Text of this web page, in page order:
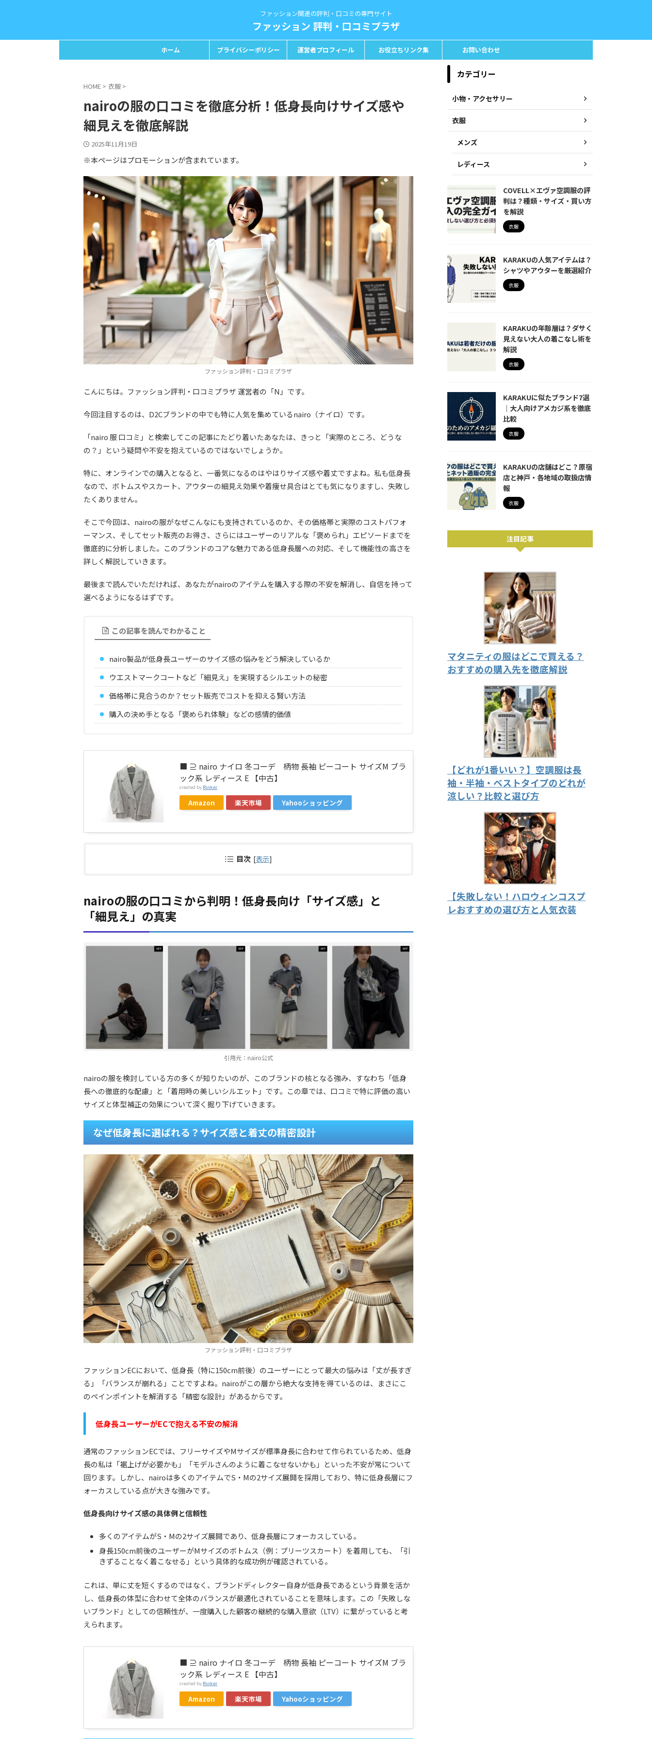
ファッション関連の評判・口コミの専門サイト
ファッション 評判・口コミプラザ
ホーム プライバシーポリシー 運営者プロフィール お役立ちリンク集 お問い合わせ
HOME > 衣服 >
nairoの服の口コミを徹底分析！低身長向けサイズ感や
細見えを徹底解説
2025年11月19日
※本ページはプロモーションが含まれています。
ファッション評判・口コミプラザ
こんにちは。ファッション評判・口コミプラザ 運営者の「N」です。
今回注目するのは、D2Cブランドの中でも特に人気を集めているnairo（ナイロ）です。
「nairo 服 口コミ」と検索してこの記事にたどり着いたあなたは、きっと「実際のところ、どうな
の？」という疑問や不安を抱えているのではないでしょうか。
特に、オンラインでの購入となると、一番気になるのはやはりサイズ感や着丈ですよね。私も低身長
なので、ボトムスやスカート、アウターの細見え効果や着痩せ具合はとても気になりますし、失敗し
たくありません。
そこで今回は、nairoの服がなぜこんなにも支持されているのか、その価格帯と実際のコストパフォ
ーマンス、そしてセット販売のお得さ、さらにはユーザーのリアルな「褒められ」 エピソード までを
徹底的に分析しました。このブランドのコアな魅力である低身長層への対応、そして機能性の高さを
詳しく解説していきます。
最後まで読んでいただければ、あなたがnairoのアイテムを購入する際の不安を解消し、自信を持って
選べるようになるはずです。
この記事を読んでわかること
nairo製品が低身長ユーザーのサイズ感の悩みをどう解決しているか
ウエストマークコートなど「細見え」を実現するシルエットの秘密
価格帯に見合うのか？セット販売でコストを抑える賢い方法
購入の決め手となる「褒められ体験」などの感情的価値
■ ⊇ nairo ナイロ 冬コーデ 柄物 長袖 ピーコート サイズM ブラ
ック系 レディース E 【中古】
created by Rinker
Amazon 楽天市場 Yahooショッピング
目次 [表示]
nairoの服の口コミから判明！低身長向け「サイズ感」と
「細見え」の真実
引用元：nairo公式
nairoの服を検討している方の多くが知りたいのが、このブランドの核となる強み、すなわち「低身
長への徹底的な配慮」と「着用時の美しいシルエット」です。この章では、口コミで特に評価の高い
サイズと体型補正の効果について深く掘り下げていきます。
なぜ低身長に選ばれる？サイズ感と着丈の精密設計
ファッション評判・口コミプラザ
ファッションECにおいて、低身長（特に150cm前後）のユーザーにとって最大の悩みは「丈が長すぎ
る」「バランスが崩れる」ことですよね。nairoがこの層から絶大な支持を得ているのは、まさにこ
のペインポイントを解消する「精密な設計」があるからです。
低身長ユーザーがECで抱える不安の解消
通常のファッションECでは、フリーサイズやMサイズが標準身長に合わせて作られているため、低身
長の私は「裾上げが必要かも」「モデルさんのように着こなせないかも」といった不安が常について
回ります。しかし、nairoは多くのアイテムでS・Mの2サイズ展開を採用しており、特に低身長層にフ
ォーカスしている点が大きな強みです。
低身長向けサイズ感の具体例と信頼性
多くのアイテムがS・Mの2サイズ展開であり、低身長層にフォーカスしている。
身長150cm前後のユーザーがMサイズのボトムス（例：プリーツスカート）を着用しても、「引
きずることなく着こなせる 」という具体的な成功例が確認されている。
これは、単に丈を短くするのではなく、ブランドディレクター自身が低身長であるという背景を活か
し、低身長の体型に合わせて全体のバランスが最適化されていることを意味します。この「失敗しな
いブランド」としての信頼性が、一度購入した顧客の継続的な購入意欲（LTV）に繋がっていると考
えられます。
■ ⊇ nairo ナイロ 冬コーデ 柄物 長袖 ピーコート サイズM ブラ
ック系 レディース E 【中古】
created by Rinker
Amazon 楽天市場 Yahooショッピング
カテゴリー
小物・アクセサリー
衣服
メンズ
レディース
COVELL×エヴァ空調服の評
判は？種類・サイズ・買い方
を解説
衣服
KARAKUの人気アイテムは？
シャツやアウターを厳選紹介
衣服
KARAKUの年齢層は？ダサく
見えない大人の着こなし術を
解説
衣服
KARAKUに似たブランド7選
｜大人向けアメカジ系を徹底
比較
衣服
KARAKUの店舗はどこ？原宿
店と神戸・各地域の取扱店情
報
衣服
注目記事
マタニティの服はどこで買える？
おすすめの購入先を徹底解説
【どれが1番いい？】空調服は長
袖・半袖・ベストタイプのどれが
涼しい？比較と選び方
【失敗しない！ハロウィンコスプ
レおすすめの選び方と人気衣装